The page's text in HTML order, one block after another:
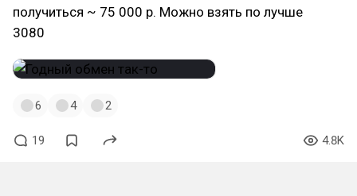
получиться ~ 75 000 р. Можно взять по лучше
3080
6 4 2
19 4.8K